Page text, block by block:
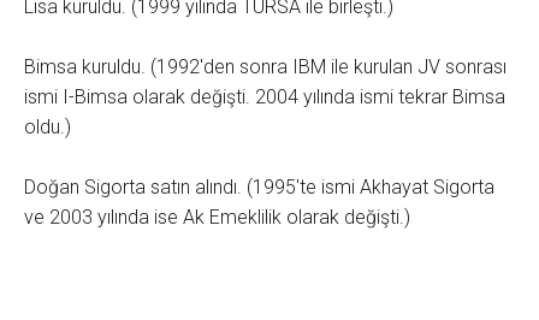
Lisa kuruldu. (1999 yılında TURSA ile birleşti.)
Bimsa kuruldu. (1992'den sonra IBM ile kurulan JV sonrası
ismi I-Bimsa olarak değişti. 2004 yılında ismi tekrar Bimsa
oldu.)
Doğan Sigorta satın alındı. (1995'te ismi Akhayat Sigorta
ve 2003 yılında ise Ak Emeklilik olarak değişti.)